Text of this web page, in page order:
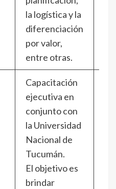
la logística y la
diferenciación
por valor,
entre otras.
Capacitación
ejecutiva en
conjunto con
la Universidad
Nacional de
Tucumán.
El objetivo es
brindar